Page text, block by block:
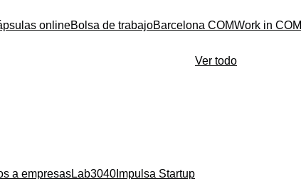
onlineBolsa de trabajoBarcelona COMWork in COM
a empresasLab3040 Impulsa Startup
Ver todo